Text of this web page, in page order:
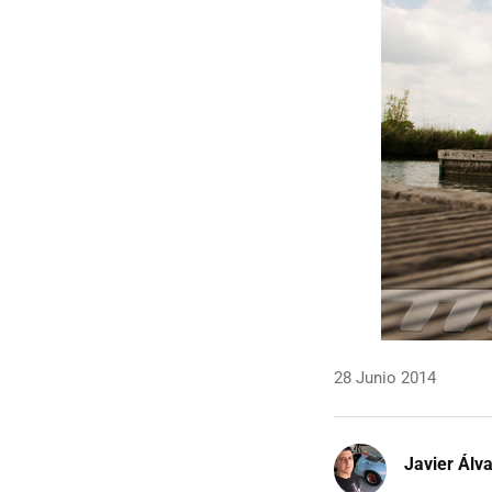
28 Junio 2014
Javier